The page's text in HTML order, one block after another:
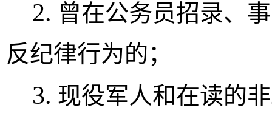
2. 曾在公务员招录、
反纪律行为的；
3. 现役军人和在读的非